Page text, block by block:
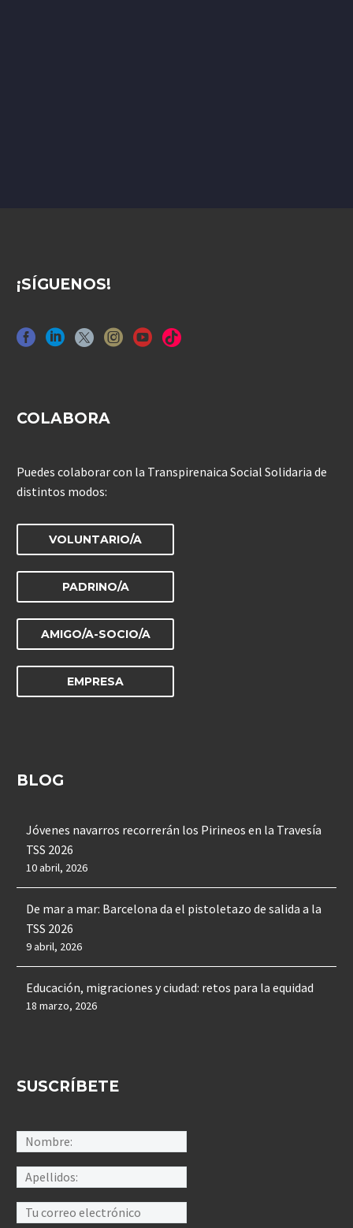
¡SÍGUENOS!
COLABORA
Puedes colaborar con la Transpirenaica Social Solidaria de
distintos modos:
VOLUNTARIO/A
PADRINO/A
AMIGO/A-SOCIO/A
EMPRESA
BLOG
Jóvenes navarros recorrerán los Pirineos en la Travesía
TSS 2026
10 abril, 2026
De mar a mar: Barcelona da el pistoletazo de salida a la
TSS 2026
9 abril, 2026
Educación, migraciones y ciudad: retos para la equidad
18 marzo, 2026
SUSCRÍBETE